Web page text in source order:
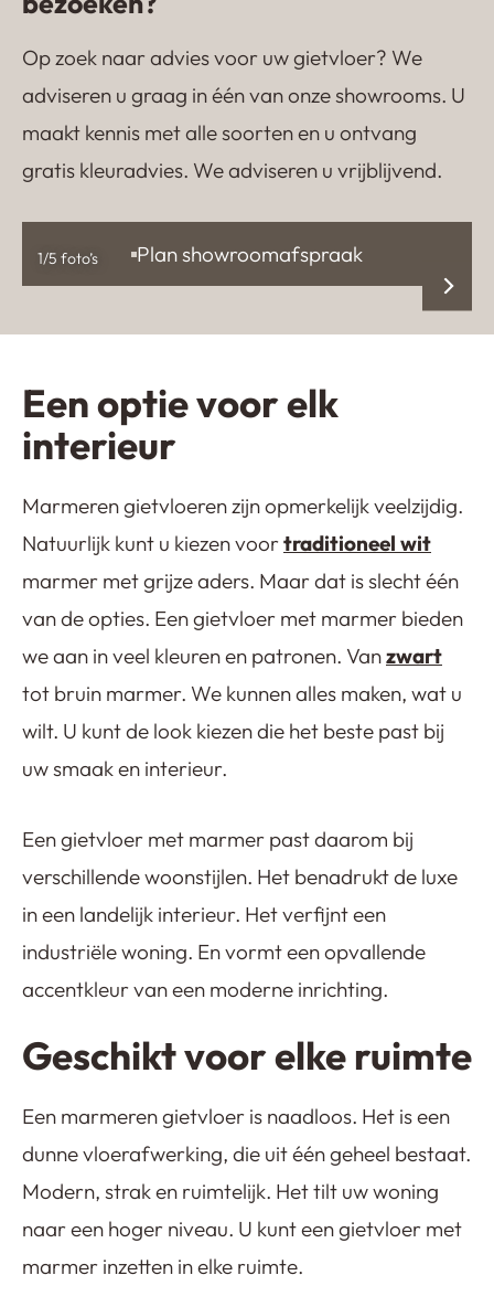
Op zoek naar advies voor uw gietvloer? We
adviseren u graag in één van onze showrooms. U
maakt kennis met alle soorten en u ontvang
gratis kleuradvies. We adviseren u vrijblijvend.
Plan showroomafspraak
1/5 foto’s
Een optie voor elk
interieur
Marmeren gietvloeren zijn opmerkelijk veelzijdig.
Natuurlijk kunt u kiezen voortraditioneel wit
marmer met grijze aders. Maar dat is slecht één
van de opties. Een gietvloer met marmer bieden
we aan in veel kleuren en patronen. Vanzwart
tot bruin marmer. We kunnen alles maken, wat u
wilt. U kunt de look kiezen die het beste past bij
uw smaak en interieur.
Een gietvloer met marmer past daarom bij
verschillende woonstijlen. Het benadrukt de luxe
in een landelijk interieur. Het verfijnt een
industriële woning. En vormt een opvallende
accentkleur van een moderne inrichting.
Geschikt voor elke ruimte
Een marmeren gietvloer is naadloos. Het is een
dunne vloerafwerking, die uit één geheel bestaat.
Modern, strak en ruimtelijk. Het tilt uw woning
naar een hoger niveau. U kunt een gietvloer met
marmer inzetten in elke ruimte.